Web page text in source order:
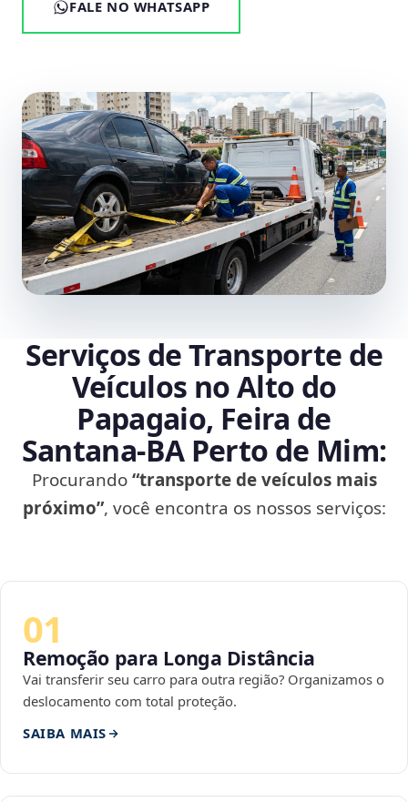
FALE NO WHATSAPP
Serviços de Transporte de
Veículos no Alto do
Papagaio, Feira de
Santana‑BA Perto de Mim:
Procurando“transporte de veículos mais
próximo”, você encontra os nossos serviços:
01
Remoção para Longa Distância
Vai transferir seu carro para outra região? Organizamos o
deslocamento com total proteção.
SAIBA MAIS